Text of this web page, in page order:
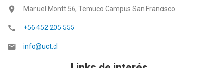
location_on Manuel Montt 56, Temuco Campus San Francisco
call +56 452 205 555
email info@uct.cl